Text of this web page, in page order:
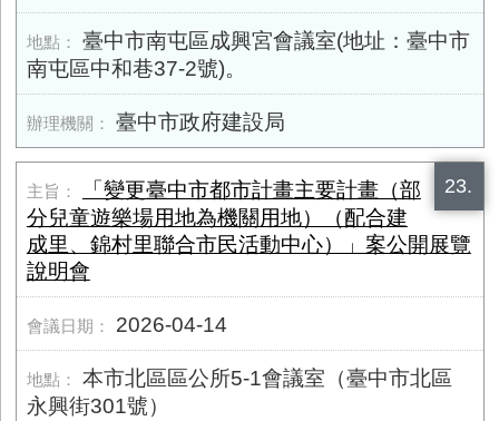
臺中市南屯區成興宮會議室(地址：臺中市
南屯區中和巷37-2號)。
臺中市政府建設局
23.
「變更臺中市都市計畫主要計畫（部
分兒童遊樂場用地為機關用地）（配合建
成里、錦村里聯合市民活動中心）」案公開展覽
說明會
2026-04-14
本市北區區公所5-1會議室（臺中市北區
永興街​301號）